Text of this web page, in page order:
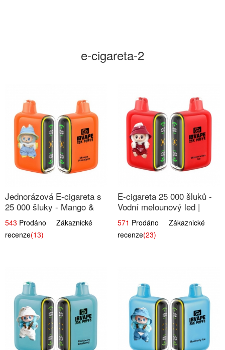
e-cigareta-2
Jednorázová E-cigareta s
25 000 šluky - Mango &
Ananas | Exotická ovocná
směs
543 Prodáno Zákaznické
recenze(13)
E-cigareta 25 000 šluků -
Vodní melounový led |
Osvěžující letní příchuť
571 Prodáno Zákaznické
recenze(23)